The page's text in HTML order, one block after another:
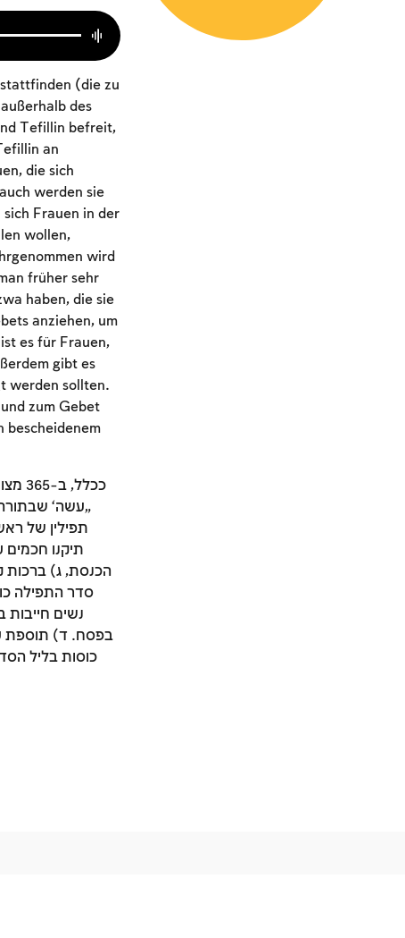
(die zu
des
Tefillin befreit,
an
die sich
werden sie
Frauen in der
wollen,
wird
früher sehr
haben, die sie
anziehen, um
es für Frauen,
gibt es
werden sollten.
zum Gebet
bescheidenem
תפילין של
תיקנו
הכנסת, ג) ברכות
סדר התפילה
נשים
בפסח. ד) תוספת
כוסות בליל